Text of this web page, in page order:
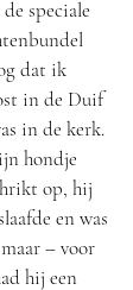
speciale
dat ik
in de Duif
in de kerk.
hondje
op, hij
en was
– voor
hij een